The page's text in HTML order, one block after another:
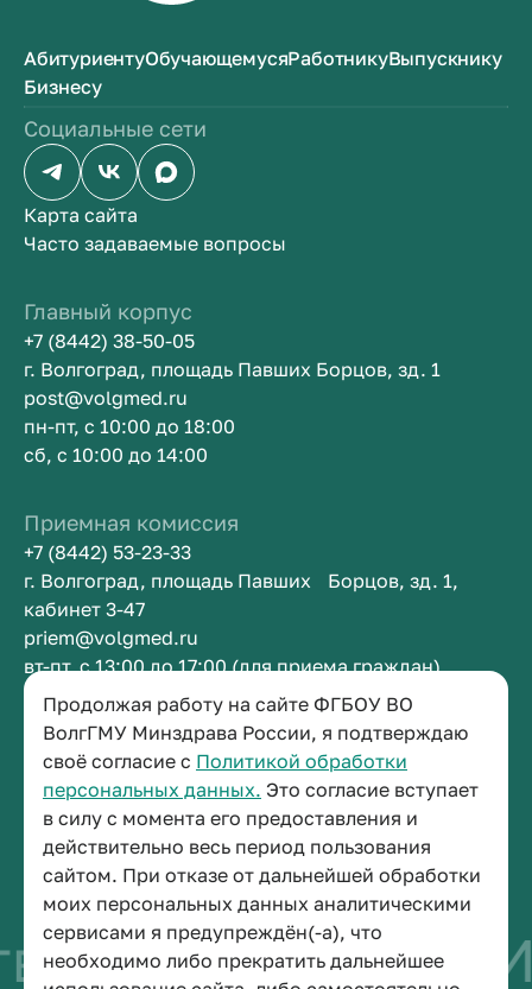
Продолжая работу на сайте ФГБОУ ВО
ВолгГМУ Минздрава России, я подтверждаю
своё согласие с Политикой обработки
персональных данных. Это согласие вступает
в силу с момента его предоставления и
действительно весь период пользования
сайтом. При отказе от дальнейшей обработки
моих персональных данных аналитическими
сервисами я предупреждён(-а), что
необходимо либо прекратить дальнейшее
АбитуриентуОбучающемусяРаботникуВыпускнику
Бизнесу
Социальные сети
Карта сайта
Часто задаваемые вопросы
Главный корпус
+7 (8442) 38-50-05
г. Волгоград, площадь Павших Борцов, зд. 1
post@volgmed.ru
пн-пт, с 10:00 до 18:00
сб, с 10:00 до 14:00
Приемная комиссия
+7 (8442) 53-23-33
г. Волгоград, площадь Павших Борцов, зд. 1,
кабинет 3-47
priem@volgmed.ru
вт-пт, с 13:00 до 17:00 (для приема граждан)
Приемная ректора
+7 (8442) 38-50-05
г. Волгоград, площадь Павших Борцов, зд. 1,
кабинет 3-11
post@volgmed.ru
пн-пт, с 08.30 до 17.00 (перерыв с 12.30 до 13.00)
быть врачом